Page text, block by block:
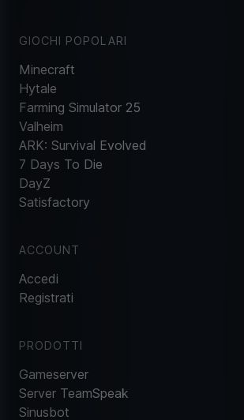
GIOCHI POPOLARI
Minecraft
Hytale
Farming Simulator 25
Valheim
ARK: Survival Evolved
7 Days To Die
DayZ
Satisfactory
ACCOUNT
Accedi
Registrati
PRODOTTI
Gameserver
Server TeamSpeak
Sinusbot